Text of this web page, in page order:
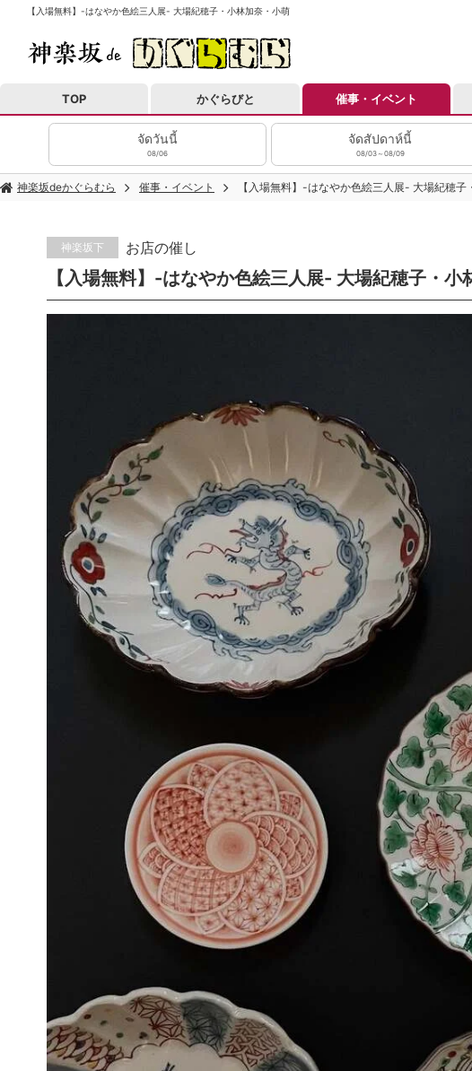
【入場無料】-はなやか色絵三人展- 大場紀穂子・小林加奈・小萌
TOP かぐらびと 催事・イベント
จัดวันนี้
08/06
จัดสัปดาห์นี้
08/03～08/09
神楽坂deかぐらむら 催事・イベント 【入場無料】-はなやか色絵三人展- 大場紀穂子
神楽坂下 お店の催し
【入場無料】-はなやか色絵三人展- 大場紀穂子・小